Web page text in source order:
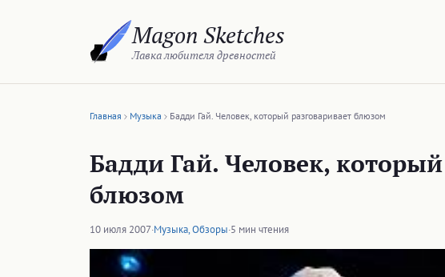
Magon Sketches
Лавка любителя древностей
Главная Музыка Бадди Гай. Человек, который разговаривает блюзом
Бадди Гай. Человек,
блюзом
10 июля 2007·Музыка,Обзоры·5 мин чтения